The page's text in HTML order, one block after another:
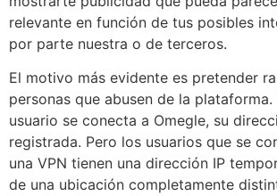
relevante en función de tus posibles
por parte nuestra o de terceros.
El motivo más evidente es pretender
personas que abusen de la plataforma.
usuario se conecta a Omegle, su
registrada. Pero los usuarios que se
una VPN tienen una dirección IP
de una ubicación completamente